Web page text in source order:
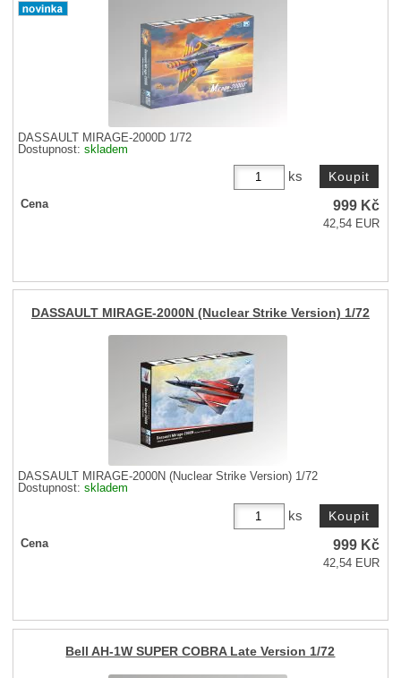
DASSAULT MIRAGE-2000D 1/72
Dostupnost:skladem
ks
Cena 999 Kč
42,54 EUR
DASSAULT MIRAGE-2000N (Nuclear Strike Version) 1/72
DASSAULT MIRAGE-2000N (Nuclear Strike Version) 1/72
Dostupnost:skladem
ks
Cena 999 Kč
42,54 EUR
Bell AH-1W SUPER COBRA Late Version 1/72